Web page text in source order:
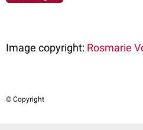
Image copyright: Rosmarie
© Copyright